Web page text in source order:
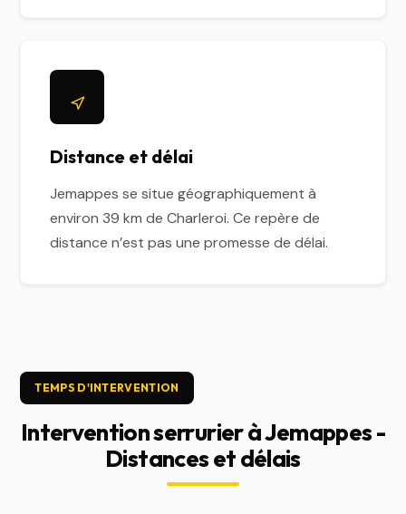
Distance et délai
Jemappes se situe géographiquement à
environ 39 km de Charleroi. Ce repère de
distance n’est pas une promesse de délai.
TEMPS D'INTERVENTION
Intervention serrurier à Jemappes -
Distances et délais